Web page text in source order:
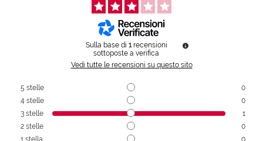
Sulla base di 1 recensioni
sottoposte a verifica
Vedi tutte le recensioni su questo sito
5 stelle
0
4 stelle
0
3 stelle
1
2 stelle
0
1 stella 0